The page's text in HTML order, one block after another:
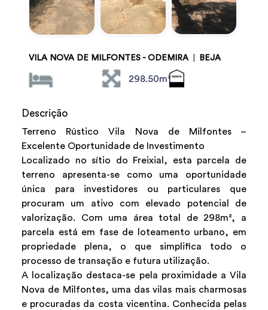
VILA NOVA DE MILFONTES - ODEMIRA BEJA
298.50m²
Descrição
Terreno Rústico Vila Nova de Milfontes –
Excelente Oportunidade de Investimento
Localizado no sítio do Freixial, esta parcela de
terreno apresenta-se como uma oportunidade
única para investidores ou particulares que
procuram um ativo com elevado potencial de
valorização. Com uma área total de 298m², a
parcela está em fase de loteamento urbano, em
propriedade plena, o que simplifica todo o
processo de transação e futura utilização.
A localização destaca-se pela proximidade a Vila
Nova de Milfontes, uma das vilas mais charmosas
e procuradas da costa vicentina. Conhecida pelas